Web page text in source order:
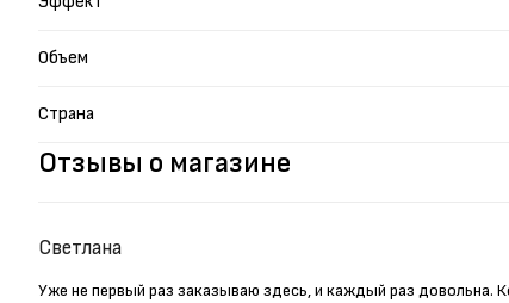
Отзывы о магазине
Светлана
Уже не первый раз заказываю здесь, и каждый раз довольна.
Объем
Страна